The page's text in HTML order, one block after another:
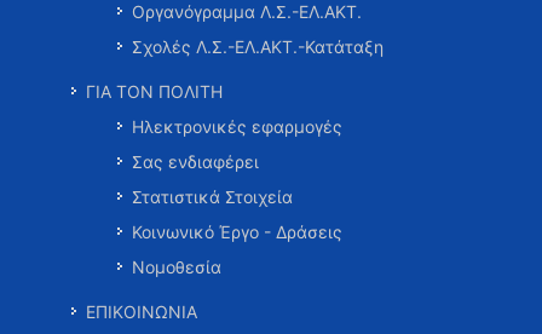
Οργανόγραμμα Λ.Σ.-ΕΛ.ΑΚΤ.
Σχολές Λ.Σ.-ΕΛ.ΑΚΤ.-Κατάταξη
ΓΙΑ ΤΟΝ ΠΟΛΙΤΗ
Ηλεκτρονικές εφαρμογές
Σας ενδιαφέρει
Στατιστικά Στοιχεία
Κοινωνικό Έργο - Δράσεις
Νομοθεσία
ΕΠΙΚΟΙΝΩΝΙΑ